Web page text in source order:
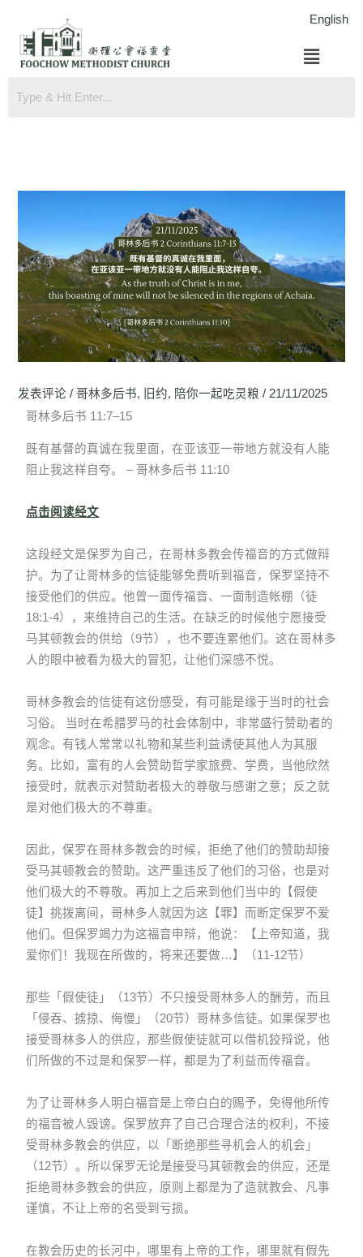
English
菜
单
发表评论 /哥林多后书, 旧约, 陪你一起吃灵粮 / 21/11/2025
哥林多后书 11:7–15
既有基督的真诚在我里面，在亚该亚一带地方就没有人能
阻止我这样自夸。 – 哥林多后书 11:10
点击阅读经文
这段经文是保罗为自己，在哥林多教会传福音的方式做辩
护。为了让哥林多的信徒能够免费听到福音，保罗坚持不
接受他们的供应。他曾一面传福音、一面制造帐棚（徒
18:1-4），来维持自己的生活。在缺乏的时候他宁愿接受
马其顿教会的供给（9节），也不要连累他们。这在哥林多
人的眼中被看为极大的冒犯，让他们深感不悦。
哥林多教会的信徒有这份感受，有可能是缘于当时的社会
习俗。 当时在希腊罗马的社会体制中，非常盛行赞助者的
观念。有钱人常常以礼物和某些利益诱使其他人为其服
务。比如，富有的人会赞助哲学家旅费、学费，当他欣然
接受时，就表示对赞助者极大的尊敬与感谢之意；反之就
是对他们极大的不尊重。
因此，保罗在哥林多教会的时候，拒绝了他们的赞助却接
受马其顿教会的赞助。这严重违反了他们的习俗，也是对
他们极大的不尊敬。再加上之后来到他们当中的【假使
徒】挑拨离间，哥林多人就因为这【罪】而断定保罗不爱
他们。但保罗竭力为这福音申辩，他说：【上帝知道，我
爱你们！我现在所做的，将来还要做…】（11-12节）
那些「假使徒」（13节）不只接受哥林多人的酬劳，而且
「侵吞、掳掠、侮慢」（20节）哥林多信徒。如果保罗也
接受哥林多人的供应，那些假使徒就可以借机狡辩说，他
们所做的不过是和保罗一样，都是为了利益而传福音。
为了让哥林多人明白福音是上帝白白的赐予，免得他所传
的福音被人毁谤。保罗放弃了自己合理合法的权利，不接
受哥林多教会的供应，以「断绝那些寻机会人的机会」
（12节）。所以保罗无论是接受马其顿教会的供应，还是
拒绝哥林多教会的供应，原则上都是为了造就教会、凡事
谨慎，不让上帝的名受到亏损。
在教会历史的长河中，哪里有上帝的工作，哪里就有假先